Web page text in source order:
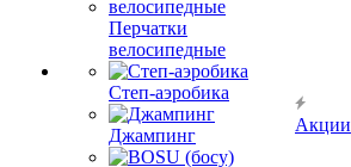
Перчатки
велосипедные
Степ-аэробика
Джампинг
Акции